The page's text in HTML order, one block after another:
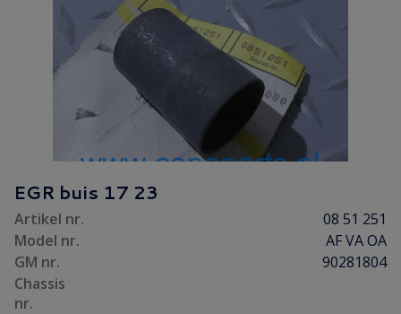
EGR buis 17 23
Artikel nr.
08 51 251
Model nr.
AF VA OA
GM nr.
90281804
Chassis
nr.